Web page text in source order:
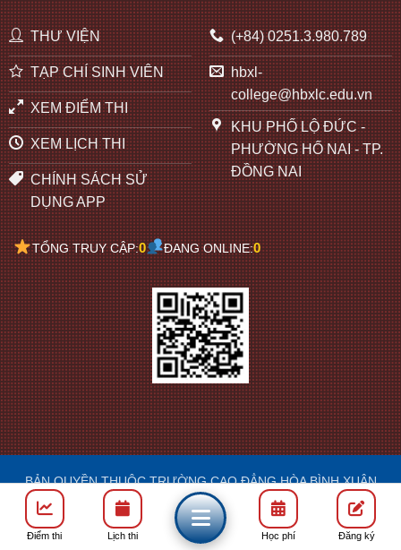
THƯ VIỆN
TẠP CHÍ SINH VIÊN
XEM ĐIỂM THI
XEM LỊCH THI
CHÍNH SÁCH SỬ
DỤNG APP
(+84) 0251.3.980.789
hbxl-
college@hbxlc.edu.vn
KHU PHỐ LỘ ĐỨC -
PHƯỜNG HỐ NAI - TP.
ĐỒNG NAI
TỔNG TRUY CẬP:0 ĐANG ONLINE:0
BẢN QUYỀN THUỘC TRƯỜNG CAO ĐẲNG HÒA BÌNH XUÂN
LỘC
DESIGN: FRANCIS
Điểm thi Lịch thi Học phí Đăng ký